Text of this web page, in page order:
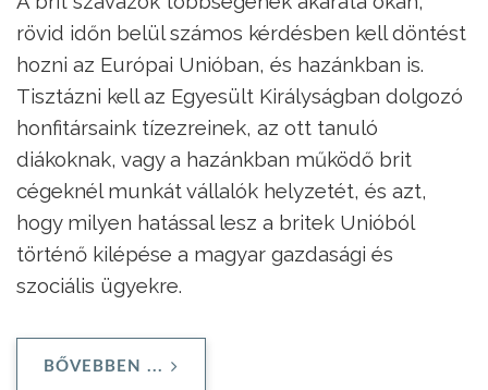
rövid időn belül számos kérdésben kell döntést
hozni az Európai Unióban, és hazánkban is.
Tisztázni kell az Egyesült Királyságban dolgozó
honfitársaink tízezreinek, az ott tanuló
diákoknak, vagy a hazánkban működő brit
cégeknél munkát vállalók helyzetét, és azt,
hogy milyen hatással lesz a britek Unióból
történő kilépése a magyar gazdasági és
szociális ügyekre.
BŐVEBBEN ...